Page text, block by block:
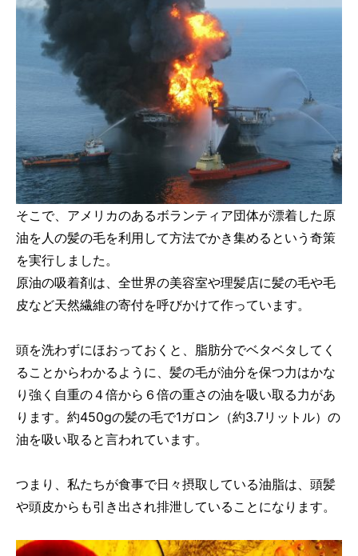
そこで、アメリカのあるボランティア団体が漂着した原
油を人の髪の毛を利用して方法でかき集めるという奇策
を実行しました。
原油の吸着剤は、全世界の美容室や理髪店に髪の毛や毛
皮など天然繊維の寄付を呼びかけて作っています。
頭を洗わずにほおっておくと、脂肪分でベタベタしてく
ることからわかるように、髪の毛が油分を保つ力はかな
り強く自重の４倍から６倍の重さの油を吸い取る力があ
ります。約450gの髪の毛で1ガロン（約3.7リットル）の
油を吸い取ると言われています。
つまり、私たちが食事で日々摂取している油脂は、頭髪
や頭皮からも引き出され排泄していることになります。